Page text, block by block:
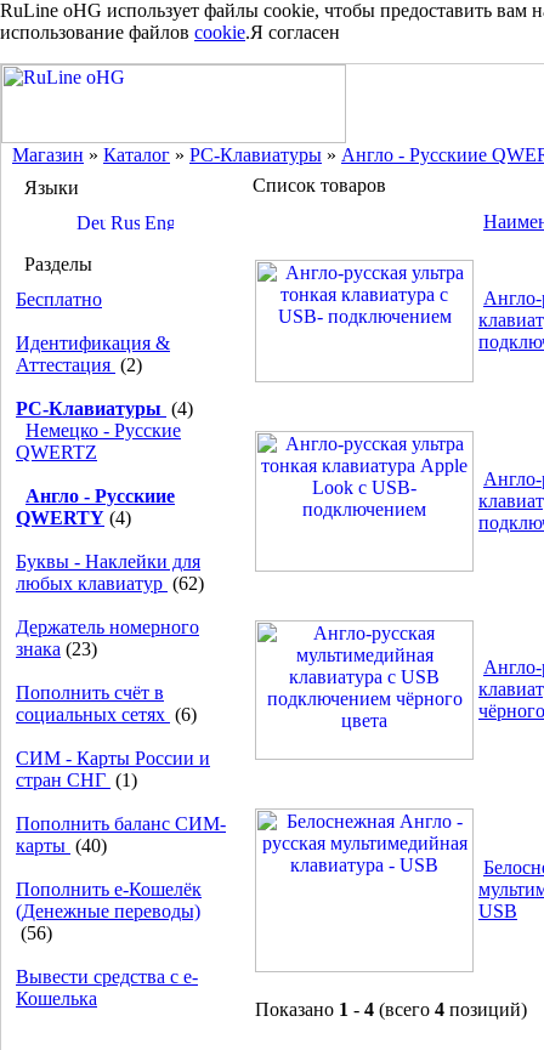
RuLine oHG использует файлы cookie, чтобы предоставить
использование файлов cookie.Я согласен
Магазин » Каталог » PC-Клавиатуры » Англо - Русскиие
Языки
Разделы
Бесплатно
Идентификация &
Аттестация (2)
PC-Клавиатуры (4)
Немецко - Русские
QWERTZ
Англо - Русскиие
QWERTY (4)
Буквы - Наклейки для
любых клавиатур (62)
Держатель номерного
знака (23)
Пополнить счёт в
социальных сетях (6)
СИМ - Карты России и
стран СНГ (1)
Пополнить баланс СИМ-
карты (40)
Пополнить e-Кошелёк
(Денежные переводы)
(56)
Вывести средства с е-
Кошелька
Список товаров
Англо-
Англо-
Англо-
USB
Показано 1 - 4 (всего 4 позиций)